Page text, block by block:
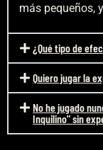
más pequeños,
¿Qué tipo de
Quiero jugar la
No he jugado
Inquilino" sin